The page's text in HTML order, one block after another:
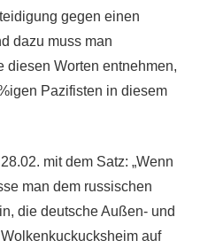
gegen einen
dazu muss man
diesen Worten entnehmen,
Pazifisten in diesem
mit dem Satz: „Wenn
man dem russischen
die deutsche Außen- und
auf